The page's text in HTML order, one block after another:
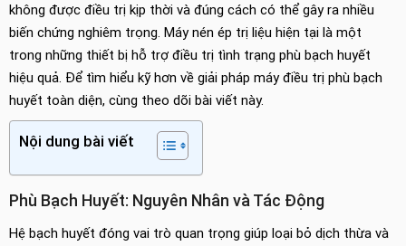
không được điều trị kịp thời và đúng cách có thể gây ra nhiều
biến chứng nghiêm trọng. Máy nén ép trị liệu hiện tại là một
trong những thiết bị hỗ trợ điều trị tình trạng phù bạch huyết
hiệu quả. Để tìm hiểu kỹ hơn về giải pháp máy điều trị phù bạch
huyết toàn diện, cùng theo dõi bài viết này.
Nội dung bài viết
Phù Bạch Huyết: Nguyên Nhân và Tác Động
Hệ bạch huyết đóng vai trò quan trọng giúp loại bỏ dịch thừa và